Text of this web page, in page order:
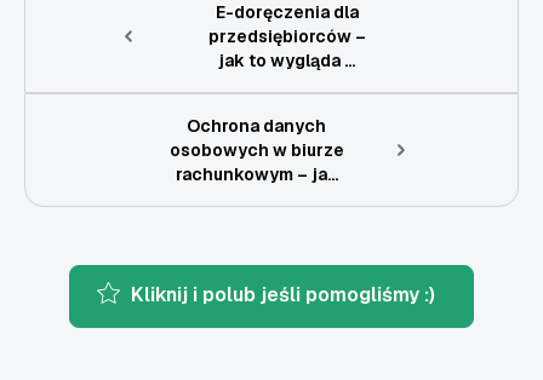
E-doręczenia dla
przedsiębiorców –
jak to wygląda ...
Ochrona danych
osobowych w biurze
rachunkowym – ja...
Kliknij i polub jeśli pomogliśmy :)